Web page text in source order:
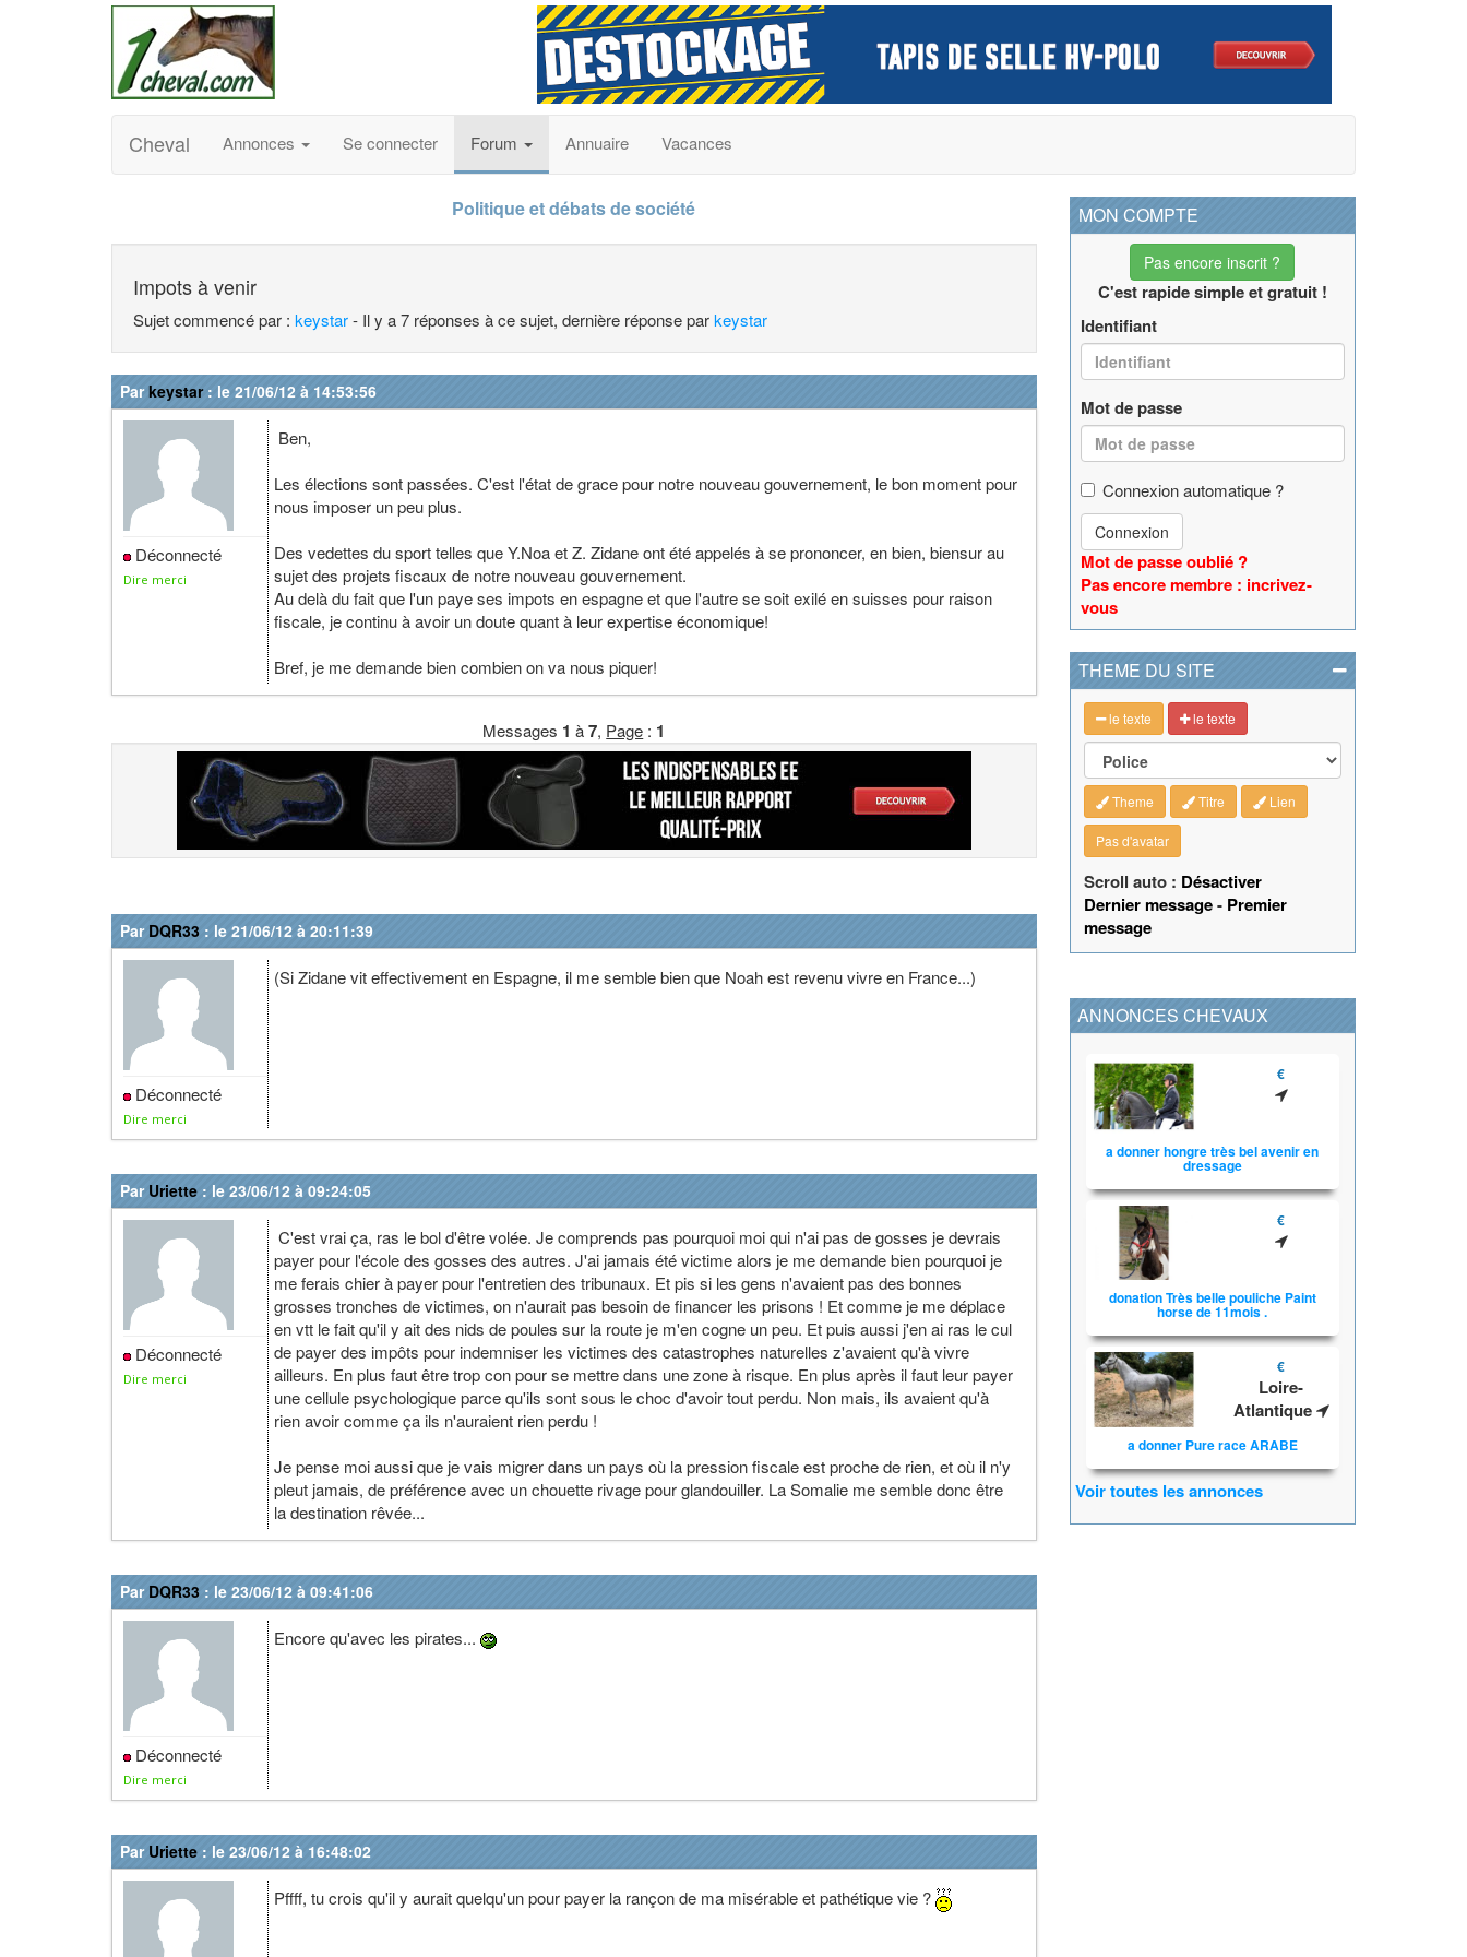
Cheval Annonces Se connecter Forum Annuaire Vacances
Politique et débats de société
Impots à venir
Sujet commencé par : keystar- Il y a 7 réponses à ce sujet, dernière réponse parkeystar
Parkeystar: le 21/06/12 à 14:53:56
Déconnecté
Dire merci
Ben,
Les élections sont passées. C'est l'état de grace pour notre nouveau gouvernement, le bon moment pour
nous imposer un peu plus.
Des vedettes du sport telles que Y.Noa et Z. Zidane ont été appelés à se prononcer, en bien, biensur au
sujet des projets fiscaux de notre nouveau gouvernement.
Au delà du fait que l'un paye ses impots en espagne et que l'autre se soit exilé en suisses pour raison
fiscale, je continu à avoir un doute quant à leur expertise économique!
Bref, je me demande bien combien on va nous piquer!
Messages 1 à7, Page : 1
Par DQR33 : le 21/06/12 à 20:11:39
Déconnecté
Dire merci
(Si Zidane vit effectivement en Espagne, il me semble bien que Noah est revenu vivre en France...)
Par Uriette : le 23/06/12 à 09:24:05
Déconnecté
Dire merci
C'est vrai ça, ras le bol d'être volée. Je comprends pas pourquoi moi qui n'ai pas de gosses je devrais
payer pour l'école des gosses des autres. J'ai jamais été victime alors je me demande bien pourquoi je
me ferais chier à payer pour l'entretien des tribunaux. Et pis si les gens n'avaient pas des bonnes
grosses tronches de victimes, on n'aurait pas besoin de financer les prisons ! Et comme je me déplace
en vtt le fait qu'il y ait des nids de poules sur la route je m'en cogne un peu. Et puis aussi j'en ai ras le cul
de payer des impôts pour indemniser les victimes des catastrophes naturelles z'avaient qu'à vivre
ailleurs. En plus faut être trop con pour se mettre dans une zone à risque. En plus après il faut leur payer
une cellule psychologique parce qu'ils sont sous le choc d'avoir tout perdu. Non mais, ils avaient qu'à
rien avoir comme ça ils n'auraient rien perdu !
Je pense moi aussi que je vais migrer dans un pays où la pression fiscale est proche de rien, et où il n'y
pleut jamais, de préférence avec un chouette rivage pour glandouiller. La Somalie me semble donc être
la destination rêvée...
Par DQR33 : le 23/06/12 à 09:41:06
Déconnecté
Dire merci
Encore qu'avec les pirates...
Par Uriette : le 23/06/12 à 16:48:02
Pffff, tu crois qu'il y aurait quelqu'un pour payer la rançon de ma misérable et pathétique vie ?
MON COMPTE
Pas encore inscrit ?
C'est rapide simple et gratuit !
Identifiant
Mot de passe
Connexion automatique ?
Connexion
Mot de passe oublié ?
Pas encore membre : incrivez-
vous
THEME DU SITE
le texte le texte
Theme Titre Lien
Pas d'avatar
Scroll auto : Désactiver
Dernier message- Premier
message
ANNONCES CHEVAUX
€
a donner hongre très bel avenir en
dressage
€
donation Très belle pouliche Paint
horse de 11mois .
€
Loire-
Atlantique
a donner Pure race ARABE
Voir toutes les annonces